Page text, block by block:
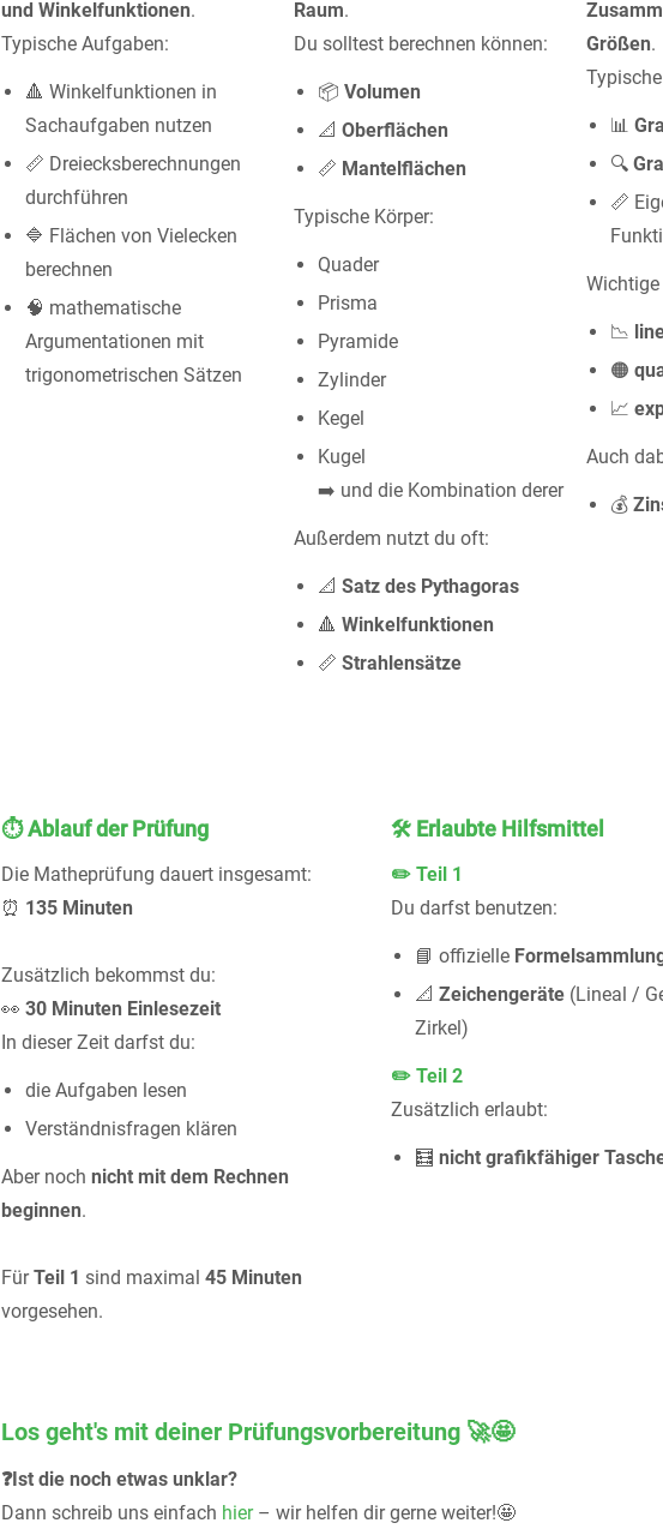
und Winkelfunktionen.
Typische Aufgaben:
🔺 Winkelfunktionen in
Sachaufgaben nutzen
📏 Dreiecksberechnungen
durchführen
🔷 Flächen von Vielecken
berechnen
🧠 mathematische
Argumentationen mit
trigonometrischen Sätzen
Raum.
Du solltest berechnen können:
📦 Volumen
📐 Oberflächen
📏 Mantelflächen
Typische Körper:
Quader
Prisma
Pyramide
Zylinder
Kegel
Kugel
➡️ und die Kombination derer
Außerdem nutzt du oft:
📐 Satz des Pythagoras
🔺 Winkelfunktionen
📏 Strahlensätze
Größen.
📊
🔍
📏
📉
🟠
📈
Auch
💰
⏱️ Ablauf der Prüfung
Die Matheprüfung dauert insgesamt:
⏰ 135 Minuten
Zusätzlich bekommst du:
👀 30 Minuten Einlesezeit
In dieser Zeit darfst du:
die Aufgaben lesen
Verständnisfragen klären
Aber noch nicht mit dem Rechnen
beginnen.
FürTeil 1 sind maximal 45 Minuten
vorgesehen.
🛠️ Erlaubte Hilfsmittel
✏️ Teil 1
Du darfst benutzen:
📘 offizielle
📐 Zeichengeräte (Lineal /
Zirkel)
✏️ Teil 2
Zusätzlich erlaubt:
🧮 nicht grafikfähiger
Los geht's mit deiner Prüfungsvorbereitung 🚀🤩
❓Ist die noch etwas unklar?
Dann schreib uns einfach hier – wir helfen dir gerne weiter!🤩